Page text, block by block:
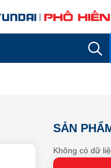
SẢN
Không có dữ